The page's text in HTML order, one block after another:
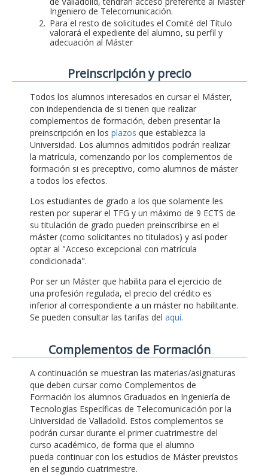
Ingeniero de Telecomunicación.
Para el resto de solicitudes el Comité del Título
valorará el expediente del alumno, su perfil y
adecuación al Máster
Preinscripción y precio
Todos los alumnos interesados en cursar el Máster,
con independencia de si tienen que realizar
complementos de formación, deben presentar la
preinscripción en los plazos que establezca la
Universidad. Los alumnos admitidos podrán realizar
la matrícula, comenzando por los complementos de
formación si es preceptivo, como alumnos de máster
a todos los efectos.
Los estudiantes de grado a los que solamente les
resten por superar el TFG y un máximo de 9 ECTS de
su titulación de grado pueden preinscribirse en el
máster (como solicitantes no titulados) y así poder
optar al "Acceso excepcional con matrícula
condicionada".
Por ser un Máster que habilita para el ejercicio de
una profesión regulada, el precio del crédito es
inferior al correspondiente a un máster no habilitante.
Se pueden consultar las tarifas del aquí.
Complementos de Formación
A continuación se muestran las materias/asignaturas
que deben cursar como Complementos de
Formación los alumnos Graduados en Ingeniería de
Tecnologías Específicas de Telecomunicación por la
Universidad de Valladolid. Estos complementos se
podrán cursar durante el primer cuatrimestre del
curso académico, de forma que el alumno
pueda continuar con los estudios de Máster previstos
en el segundo cuatrimestre.